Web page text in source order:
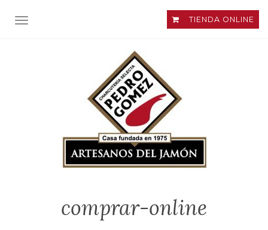
ALTERNAR NAVEGACIÓN TIENDA ONLINE
comprar-online